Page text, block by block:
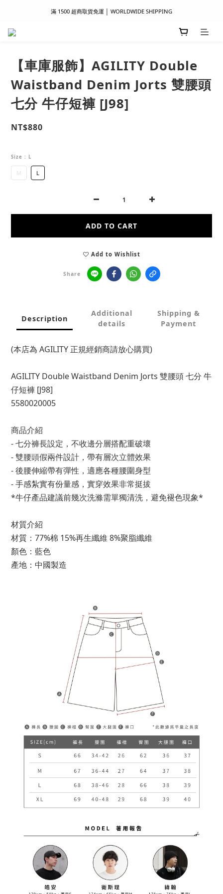
滿 1500 超商取貨免運 │ WORLDWIDE SHIPPING
滿 1500 超商取貨免運 │ WORLDWIDE SHIPPING
滿 1500 超商取貨免運 │ WORLDWIDE SHIPPING
【車庫服飾】AGILITY Double
Waistband Denim Jorts 雙腰頭
七分 牛仔短褲 [J98]
NT$880
Size : L
M L
ADD TO CART
Add to Wishlist
Share
Description
Additional
details
Shipping &
Payment
(本店為 AGILITY 正規經銷商請放心購買)
AGILITY Double Waistband Denim Jorts 雙腰頭 七分 牛
仔短褲 [J98]
5580020005
商品介紹
- 七分褲長設定，不收邊分層搭配重破壞
- 雙腰頭假兩件設計，帶有層次立體效果
- 後腰伸縮帶有彈性，適應各種腰圍身型
- 手感紮實有份量感，實穿效果非常挺拔
*牛仔產品建議前幾次洗滌需單獨清洗，避免褪色現象*
材質介紹
材質：77%棉 15%再生纖維 8%聚脂纖維
顏色：藍色
產地：中國製造